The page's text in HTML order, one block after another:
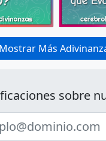
Mostrar Más
sobre